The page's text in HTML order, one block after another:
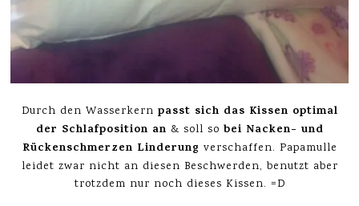
Durch den Wasserkern passt sich das Kissen optimal
der Schlafposition an & soll so bei Nacken- und
Rückenschmerzen Linderung verschaffen. Papamulle
leidet zwar nicht an diesen Beschwerden, benutzt aber
trotzdem nur noch dieses Kissen. =D